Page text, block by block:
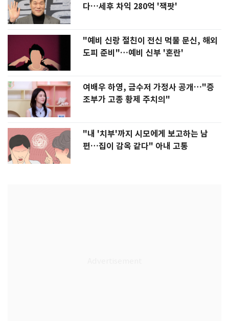
다…세후 차익 280억 '잭팟'
"예비 신랑 절친이 전신 먹물 문신, 해외
도피 준비"…예비 신부 '혼란'
여배우 하영, 금수저 가정사 공개…"증
조부가 고종 황제 주치의"
"내 '치부'까지 시모에게 보고하는 남
편…집이 감옥 같다" 아내 고통